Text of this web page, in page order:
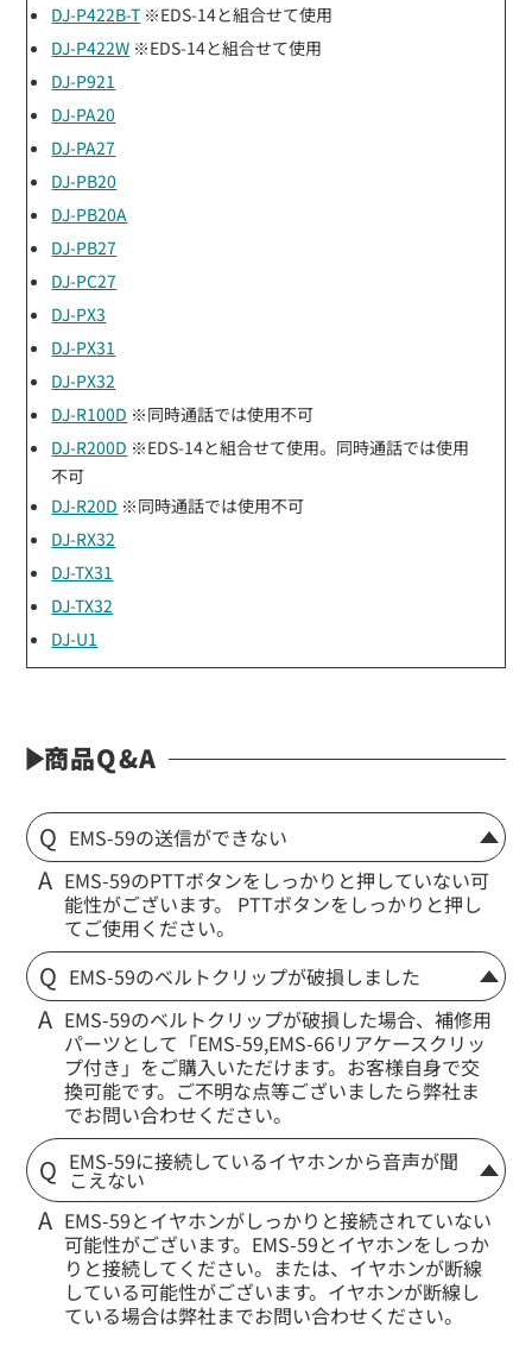
DJ-P422B-T ※EDS-14と組合せて使用
DJ-P422W ※EDS-14と組合せて使用
DJ-P921
DJ-PA20
DJ-PA27
DJ-PB20
DJ-PB20A
DJ-PB27
DJ-PC27
DJ-PX3
DJ-PX31
DJ-PX32
DJ-R100D ※同時通話では使用不可
DJ-R200D ※EDS-14と組合せて使用。同時通話では使用
不可
DJ-R20D ※同時通話では使用不可
DJ-RX32
DJ-TX31
DJ-TX32
DJ-U1
商品Q&A
EMS-59の送信ができない
EMS-59のPTTボタンをしっかりと押していない可
能性がございます。 PTTボタンをしっかりと押し
てご使用ください。
EMS-59のベルトクリップが破損しました
EMS-59のベルトクリップが破損した場合、補修用
パーツとして「EMS-59,EMS-66リアケースクリッ
プ付き」をご購入いただけます。お客様自身で交
換可能です。ご不明な点等ございましたら弊社ま
でお問い合わせください。
EMS-59に接続しているイヤホンから音声が聞
こえない
EMS-59とイヤホンがしっかりと接続されていない
可能性がございます。EMS-59とイヤホンをしっか
りと接続してください。または、イヤホンが断線
している可能性がございます。イヤホンが断線し
ている場合は弊社までお問い合わせください。